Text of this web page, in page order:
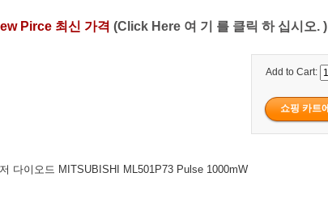
Pirce 최신 가격 (Click Here 여 기 를 클릭 하 십시오. )
Add to Cart:
다이오드 MITSUBISHI ML501P73 Pulse 1000mW